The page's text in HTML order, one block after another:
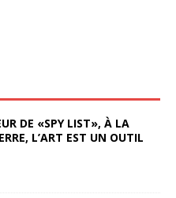
DE «SPY LIST», À LA
L’ART EST UN OUTIL